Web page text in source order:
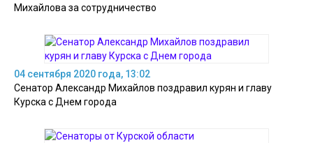
Михайлова за сотрудничество
04 сентября 2020 года, 13:02
Сенатор Александр Михайлов поздравил курян и главу
Курска с Днем города